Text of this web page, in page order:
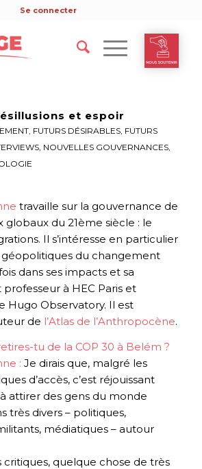
Se connecter
et espoir
, FUTURS DÉSIRABLES, FUTURS
, NOUVELLES GOUVERNANCES,
travaille sur la gouvernance de
globaux du 21ème siècle : le
Il s’intéresse en particulier
géopolitiques du changement
dans ses impacts et sa
à HEC Paris et
Hugo Observatory. Il est
de l’Atlas de l’Anthropocène.
tu de la COP 30 à Belém ?
: Je dirais que, malgré les
d’accès, c’est réjouissant
attirer des gens du monde
très divers – politiques,
médiatiques – autour
critiques, quelque chose de très